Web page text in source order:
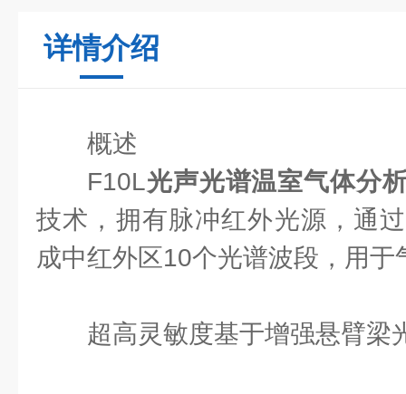
详情介绍
概述
F10L光声光谱温室气体分
技术，拥有脉冲红外光源，通
成中红外区10个光谱波段，用于
超高灵敏度基于增强悬臂梁